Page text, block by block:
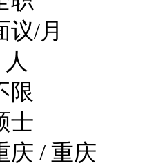
议/月
限
士
庆 / 重庆